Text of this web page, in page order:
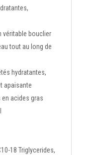
véritable bouclier
tout au long de
hydratantes,
apaisante
en acides gras
18 Triglycerides,